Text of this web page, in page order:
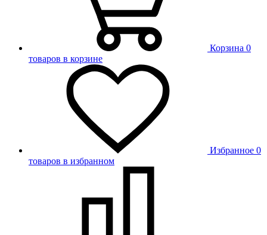
Корзина 0
товаров в корзине
Избранное 0
товаров в избранном